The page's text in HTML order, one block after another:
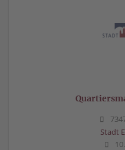
Stadt